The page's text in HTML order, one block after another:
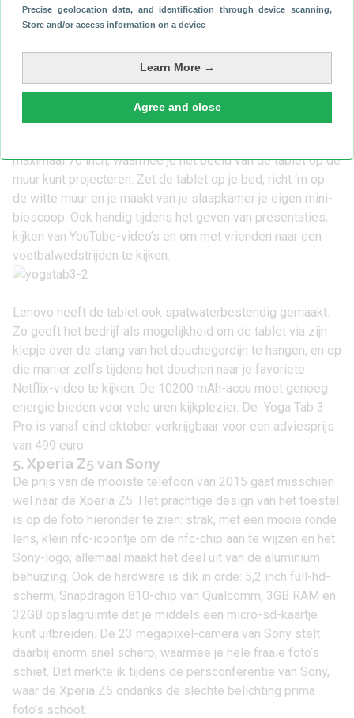
Precise geolocation data, and identification through device scanning,
Store and/or access information on a device
Learn More →
Agree and close
softwarematig 3D-geluid te creëren, wat verrassend goed
werkt.
Maar dat is niet het meest bijzondere aan de tablet. Aan de
achterzijde is een klepje dat je kunt uitklappen om ‘m
staand neer te zetten en in dat klepje is een projector
maximaal 70 inch, waarmee je het beeld van de tablet op de
muur kunt projecteren. Zet de tablet op je bed, richt ‘m op
de witte muur en je maakt van je slaapkamer je eigen mini-
bioscoop. Ook handig tijdens het geven van presentaties,
kijken van YouTube-video’s en om met vrienden naar een
voetbalwedstrijden te kijken.
Lenovo heeft de tablet ook spatwaterbestendig gemaakt.
Zo geeft het bedrijf als mogelijkheid om de tablet via zijn
klepje over de stang van het douchegordijn te hangen, en op
die manier zelfs tijdens het douchen naar je favoriete
Netflix-video te kijken. De 10200 mAh-accu moet genoeg
energie bieden voor vele uren kijkplezier. De Yoga Tab 3
Pro is vanaf eind oktober verkrijgbaar voor een adviesprijs
van 499 euro.
5. Xperia Z5 van Sony
De prijs van de mooiste telefoon van 2015 gaat misschien
wel naar de Xperia Z5. Het prachtige design van het toestel
is op de foto hieronder te zien: strak, met een mooie ronde
lens, klein nfc-icoontje om de nfc-chip aan te wijzen en het
Sony-logo; allemaal maakt het deel uit van de aluminium
behuizing. Ook de hardware is dik in orde: 5,2 inch full-hd-
scherm, Snapdragon 810-chip van Qualcomm, 3GB RAM en
32GB opslagruimte dat je middels een micro-sd-kaartje
kunt uitbreiden. De 23 megapixel-camera van Sony stelt
daarbij enorm snel scherp, waarmee je hele fraaie foto’s
schiet. Dat merkte ik tijdens de persconferentie van Sony,
waar de Xperia Z5 ondanks de slechte belichting prima
foto’s schoot.